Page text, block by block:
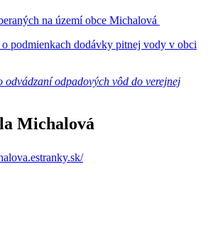
na území obce Michalová
podmienkach dodávky pitnej vody v obci
odvádzaní odpadových vôd do verejnej
Michalová